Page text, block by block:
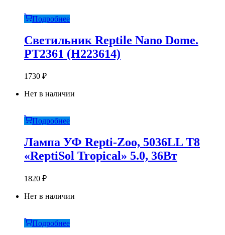
Подробнее
Светильник Reptile Nano Dome.
PT2361 (H223614)
1730 ₽
Нет в наличии
Подробнее
Лампа УФ Repti-Zoo, 5036LL T8
«ReptiSol Tropical» 5.0, 36Вт
1820 ₽
Нет в наличии
Подробнее